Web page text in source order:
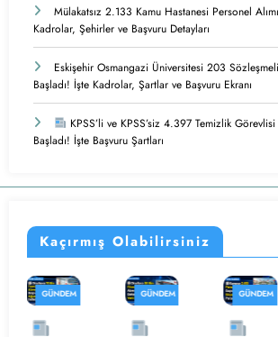
Mülakatsız 2.133 Kamu Hastanesi Personel
Kadrolar, Şehirler ve Başvuru Detayları
Eskişehir Osmangazi Üniversitesi 203
Başladı! İşte Kadrolar, Şartlar ve Başvuru Ekranı
KPSS’li ve KPSS’siz 4.397 Temizlik
Başladı! İşte Başvuru Şartları
Kaçırmış Olabilirsiniz
GÜNDEM
GÜNDEM
ASKERI